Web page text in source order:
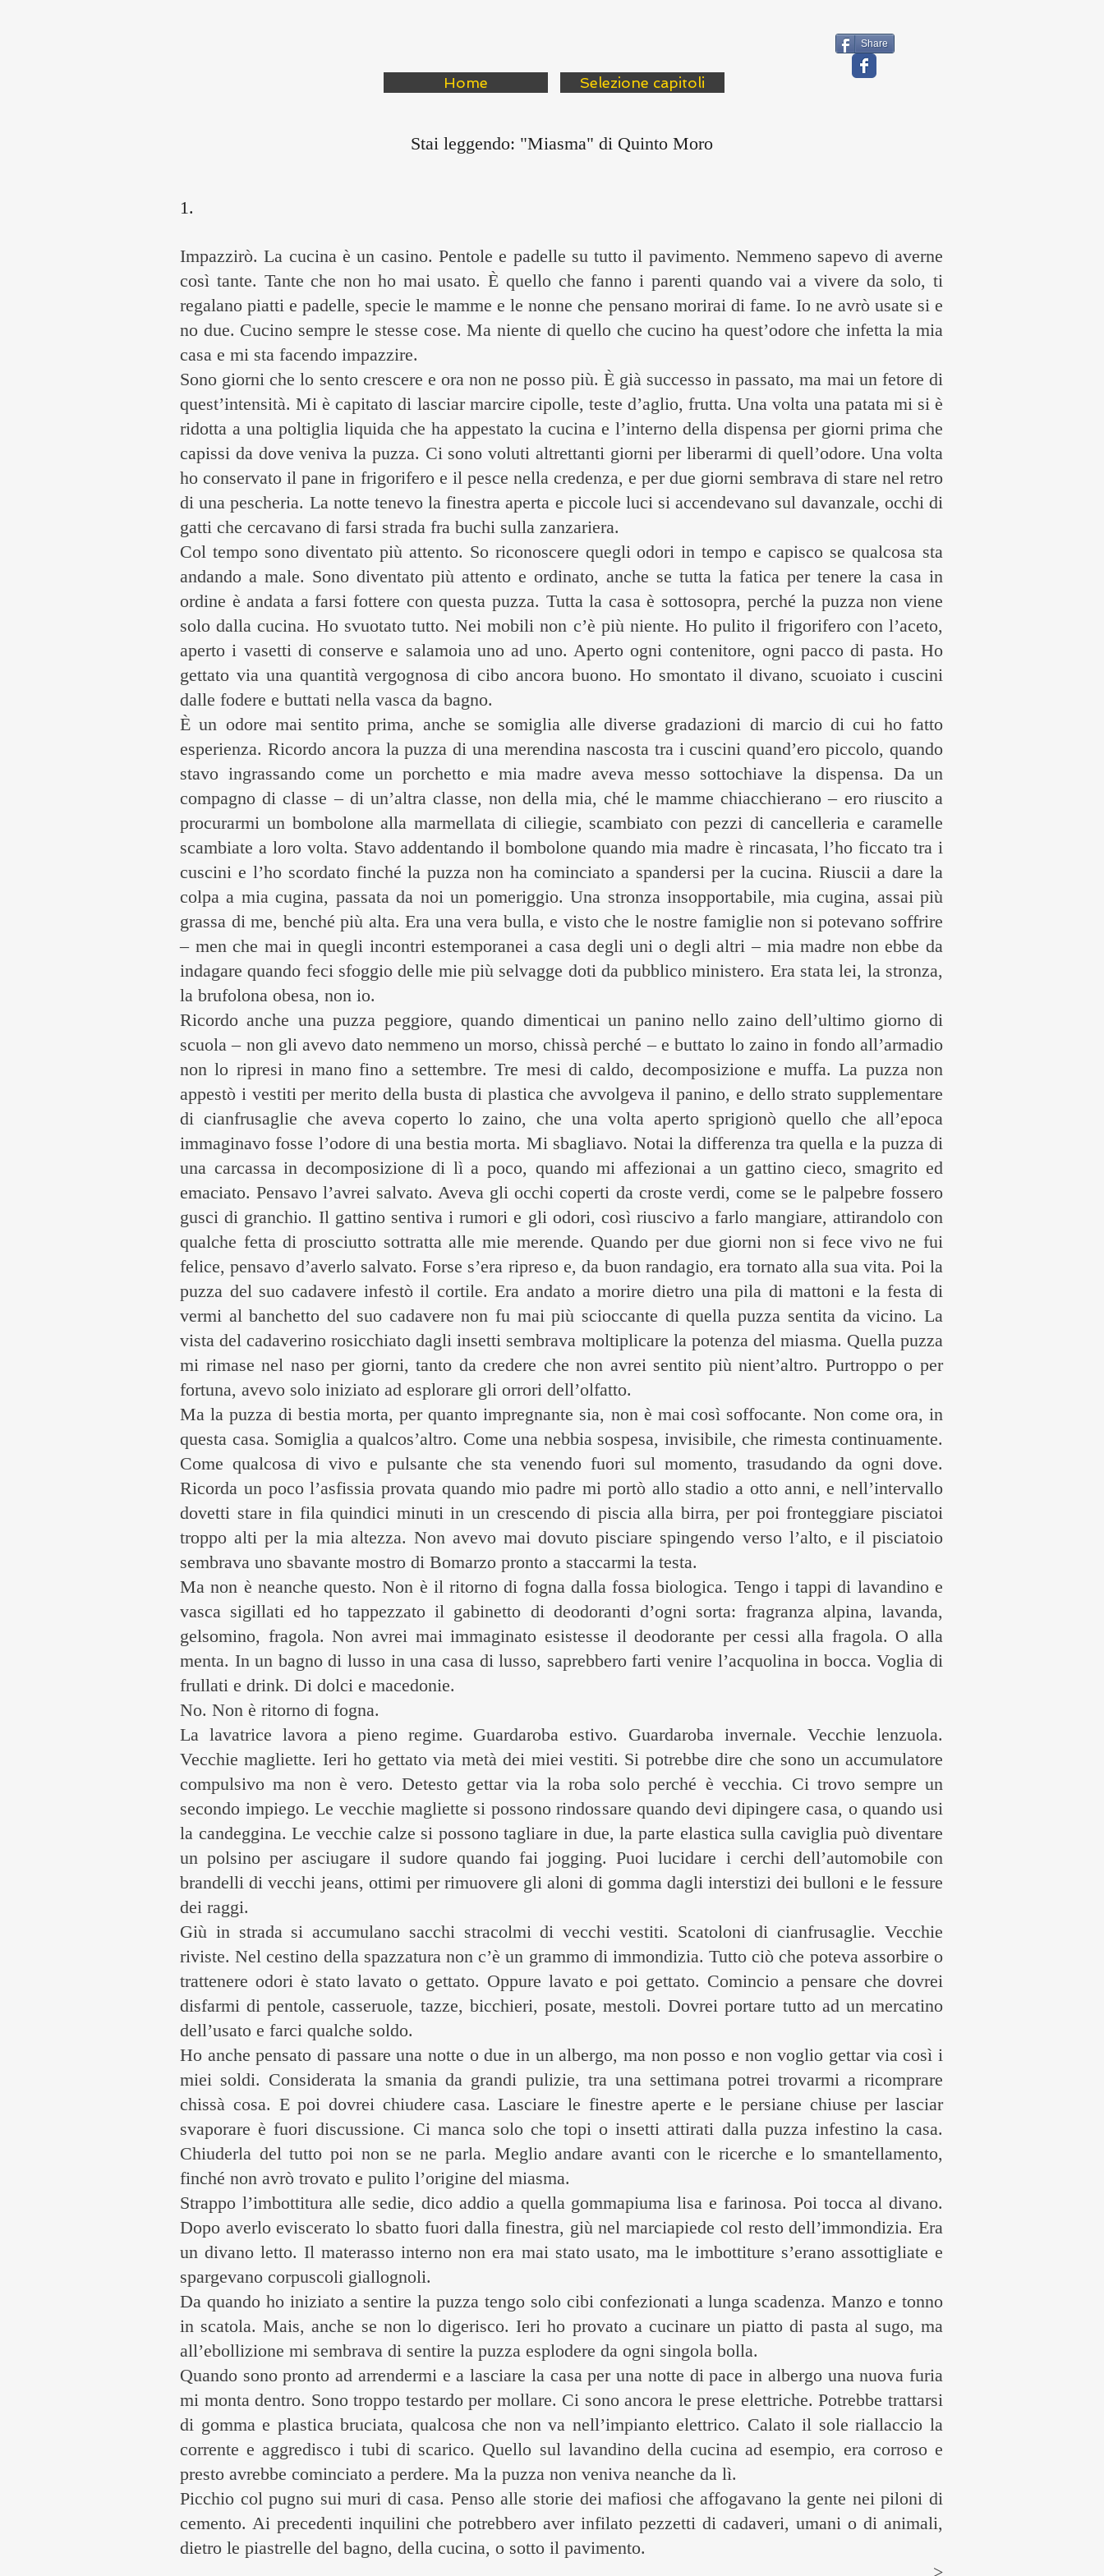
Share
Home Selezione capitoli
Stai leggendo: "Miasma" di Quinto Moro
1.
Impazzirò. La cucina è un casino. Pentole e padelle su tutto il pavimento. Nemmeno sapevo di averne
così tante. Tante che non ho mai usato. È quello che fanno i parenti quando vai a vivere da solo, ti
regalano piatti e padelle, specie le mamme e le nonne che pensano morirai di fame. Io ne avrò usate si e
no due. Cucino sempre le stesse cose. Ma niente di quello che cucino ha quest’odore che infetta la mia
casa e mi sta facendo impazzire.
Sono giorni che lo sento crescere e ora non ne posso più. È già successo in passato, ma mai un fetore di
quest’intensità. Mi è capitato di lasciar marcire cipolle, teste d’aglio, frutta. Una volta una patata mi si è
ridotta a una poltiglia liquida che ha appestato la cucina e l’interno della dispensa per giorni prima che
capissi da dove veniva la puzza. Ci sono voluti altrettanti giorni per liberarmi di quell’odore. Una volta
ho conservato il pane in frigorifero e il pesce nella credenza, e per due giorni sembrava di stare nel retro
di una pescheria. La notte tenevo la finestra aperta e piccole luci si accendevano sul davanzale, occhi di
gatti che cercavano di farsi strada fra buchi sulla zanzariera.
Col tempo sono diventato più attento. So riconoscere quegli odori in tempo e capisco se qualcosa sta
andando a male. Sono diventato più attento e ordinato, anche se tutta la fatica per tenere la casa in
ordine è andata a farsi fottere con questa puzza. Tutta la casa è sottosopra, perché la puzza non viene
solo dalla cucina. Ho svuotato tutto. Nei mobili non c’è più niente. Ho pulito il frigorifero con l’aceto,
aperto i vasetti di conserve e salamoia uno ad uno. Aperto ogni contenitore, ogni pacco di pasta. Ho
gettato via una quantità vergognosa di cibo ancora buono. Ho smontato il divano, scuoiato i cuscini
dalle fodere e buttati nella vasca da bagno.
È un odore mai sentito prima, anche se somiglia alle diverse gradazioni di marcio di cui ho fatto
esperienza. Ricordo ancora la puzza di una merendina nascosta tra i cuscini quand’ero piccolo, quando
stavo ingrassando come un porchetto e mia madre aveva messo sottochiave la dispensa. Da un
compagno di classe – di un’altra classe, non della mia, ché le mamme chiacchierano – ero riuscito a
procurarmi un bombolone alla marmellata di ciliegie, scambiato con pezzi di cancelleria e caramelle
scambiate a loro volta. Stavo addentando il bombolone quando mia madre è rincasata, l’ho ficcato tra i
cuscini e l’ho scordato finché la puzza non ha cominciato a spandersi per la cucina. Riuscii a dare la
colpa a mia cugina, passata da noi un pomeriggio. Una stronza insopportabile, mia cugina, assai più
grassa di me, benché più alta. Era una vera bulla, e visto che le nostre famiglie non si potevano soffrire
– men che mai in quegli incontri estemporanei a casa degli uni o degli altri – mia madre non ebbe da
indagare quando feci sfoggio delle mie più selvagge doti da pubblico ministero. Era stata lei, la stronza,
la brufolona obesa, non io.
Ricordo anche una puzza peggiore, quando dimenticai un panino nello zaino dell’ultimo giorno di
scuola – non gli avevo dato nemmeno un morso, chissà perché – e buttato lo zaino in fondo all’armadio
non lo ripresi in mano fino a settembre. Tre mesi di caldo, decomposizione e muffa. La puzza non
appestò i vestiti per merito della busta di plastica che avvolgeva il panino, e dello strato supplementare
di cianfrusaglie che aveva coperto lo zaino, che una volta aperto sprigionò quello che all’epoca
immaginavo fosse l’odore di una bestia morta. Mi sbagliavo. Notai la differenza tra quella e la puzza di
una carcassa in decomposizione di lì a poco, quando mi affezionai a un gattino cieco, smagrito ed
emaciato. Pensavo l’avrei salvato. Aveva gli occhi coperti da croste verdi, come se le palpebre fossero
gusci di granchio. Il gattino sentiva i rumori e gli odori, così riuscivo a farlo mangiare, attirandolo con
qualche fetta di prosciutto sottratta alle mie merende. Quando per due giorni non si fece vivo ne fui
felice, pensavo d’averlo salvato. Forse s’era ripreso e, da buon randagio, era tornato alla sua vita. Poi la
puzza del suo cadavere infestò il cortile. Era andato a morire dietro una pila di mattoni e la festa di
vermi al banchetto del suo cadavere non fu mai più scioccante di quella puzza sentita da vicino. La
vista del cadaverino rosicchiato dagli insetti sembrava moltiplicare la potenza del miasma. Quella puzza
mi rimase nel naso per giorni, tanto da credere che non avrei sentito più nient’altro. Purtroppo o per
fortuna, avevo solo iniziato ad esplorare gli orrori dell’olfatto.
Ma la puzza di bestia morta, per quanto impregnante sia, non è mai così soffocante. Non come ora, in
questa casa. Somiglia a qualcos’altro. Come una nebbia sospesa, invisibile, che rimesta continuamente.
Come qualcosa di vivo e pulsante che sta venendo fuori sul momento, trasudando da ogni dove.
Ricorda un poco l’asfissia provata quando mio padre mi portò allo stadio a otto anni, e nell’intervallo
dovetti stare in fila quindici minuti in un crescendo di piscia alla birra, per poi fronteggiare pisciatoi
troppo alti per la mia altezza. Non avevo mai dovuto pisciare spingendo verso l’alto, e il pisciatoio
sembrava uno sbavante mostro di Bomarzo pronto a staccarmi la testa.
Ma non è neanche questo. Non è il ritorno di fogna dalla fossa biologica. Tengo i tappi di lavandino e
vasca sigillati ed ho tappezzato il gabinetto di deodoranti d’ogni sorta: fragranza alpina, lavanda,
gelsomino, fragola. Non avrei mai immaginato esistesse il deodorante per cessi alla fragola. O alla
menta. In un bagno di lusso in una casa di lusso, saprebbero farti venire l’acquolina in bocca. Voglia di
frullati e drink. Di dolci e macedonie.
No. Non è ritorno di fogna.
La lavatrice lavora a pieno regime. Guardaroba estivo. Guardaroba invernale. Vecchie lenzuola.
Vecchie magliette. Ieri ho gettato via metà dei miei vestiti. Si potrebbe dire che sono un accumulatore
compulsivo ma non è vero. Detesto gettar via la roba solo perché è vecchia. Ci trovo sempre un
secondo impiego. Le vecchie magliette si possono rindossare quando devi dipingere casa, o quando usi
la candeggina. Le vecchie calze si possono tagliare in due, la parte elastica sulla caviglia può diventare
un polsino per asciugare il sudore quando fai jogging. Puoi lucidare i cerchi dell’automobile con
brandelli di vecchi jeans, ottimi per rimuovere gli aloni di gomma dagli interstizi dei bulloni e le fessure
dei raggi.
Giù in strada si accumulano sacchi stracolmi di vecchi vestiti. Scatoloni di cianfrusaglie. Vecchie
riviste. Nel cestino della spazzatura non c’è un grammo di immondizia. Tutto ciò che poteva assorbire o
trattenere odori è stato lavato o gettato. Oppure lavato e poi gettato. Comincio a pensare che dovrei
disfarmi di pentole, casseruole, tazze, bicchieri, posate, mestoli. Dovrei portare tutto ad un mercatino
dell’usato e farci qualche soldo.
Ho anche pensato di passare una notte o due in un albergo, ma non posso e non voglio gettar via così i
miei soldi. Considerata la smania da grandi pulizie, tra una settimana potrei trovarmi a ricomprare
chissà cosa. E poi dovrei chiudere casa. Lasciare le finestre aperte e le persiane chiuse per lasciar
svaporare è fuori discussione. Ci manca solo che topi o insetti attirati dalla puzza infestino la casa.
Chiuderla del tutto poi non se ne parla. Meglio andare avanti con le ricerche e lo smantellamento,
finché non avrò trovato e pulito l’origine del miasma.
Strappo l’imbottitura alle sedie, dico addio a quella gommapiuma lisa e farinosa. Poi tocca al divano.
Dopo averlo eviscerato lo sbatto fuori dalla finestra, giù nel marciapiede col resto dell’immondizia. Era
un divano letto. Il materasso interno non era mai stato usato, ma le imbottiture s’erano assottigliate e
spargevano corpuscoli giallognoli.
Da quando ho iniziato a sentire la puzza tengo solo cibi confezionati a lunga scadenza. Manzo e tonno
in scatola. Mais, anche se non lo digerisco. Ieri ho provato a cucinare un piatto di pasta al sugo, ma
all’ebollizione mi sembrava di sentire la puzza esplodere da ogni singola bolla.
Quando sono pronto ad arrendermi e a lasciare la casa per una notte di pace in albergo una nuova furia
mi monta dentro. Sono troppo testardo per mollare. Ci sono ancora le prese elettriche. Potrebbe trattarsi
di gomma e plastica bruciata, qualcosa che non va nell’impianto elettrico. Calato il sole riallaccio la
corrente e aggredisco i tubi di scarico. Quello sul lavandino della cucina ad esempio, era corroso e
presto avrebbe cominciato a perdere. Ma la puzza non veniva neanche da lì.
Picchio col pugno sui muri di casa. Penso alle storie dei mafiosi che affogavano la gente nei piloni di
cemento. Ai precedenti inquilini che potrebbero aver infilato pezzetti di cadaveri, umani o di animali,
dietro le piastrelle del bagno, della cucina, o sotto il pavimento.